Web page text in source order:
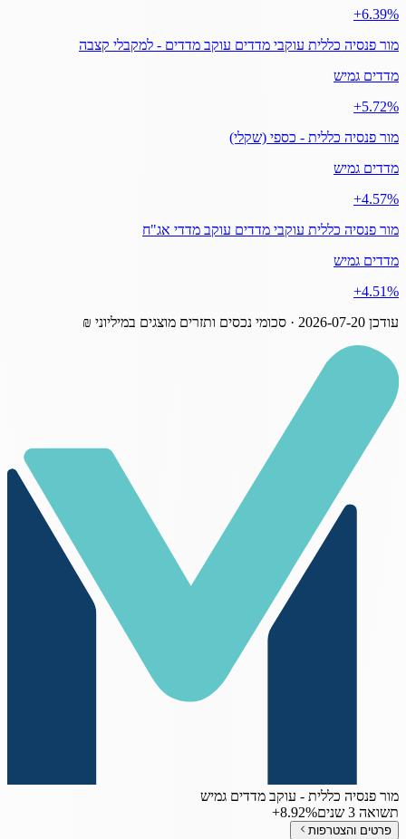
‎+6.39%
מור פנסיה כללית עוקבי מדדים עוקב מדדים - למקבלי קצבה
מדדים גמיש
‎+5.72%
מור פנסיה כללית - כספי (שקלי)
מדדים גמיש
‎+4.57%
מור פנסיה כללית עוקבי מדדים עוקב מדדי אג"ח
מדדים גמיש
‎+4.51%
עודכן 2026-07-20 · סכומי נכסים ותזרים מוצגים במיליוני ₪
מור פנסיה כללית - עוקב מדדים גמיש
תשואה 3 שנים
‎+8.92%
פרטים והצטרפות